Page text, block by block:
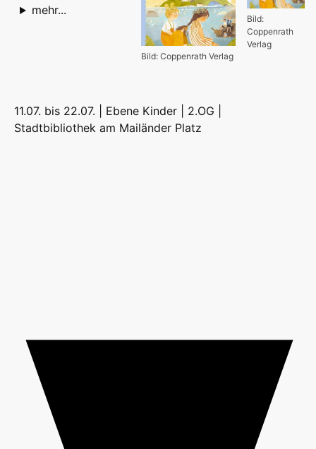
Bild:
Coppenrath
Verlag
Bild: Coppenrath Verlag
mehr...
11.07. bis 22.07. | Ebene Kinder | 2.OG |
Stadtbibliothek am Mailänder Platz